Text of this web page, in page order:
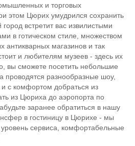
и торговых
этом Цюрих умудрился сохранить
встретит вас извилистыми
в готическом стиле, множеством
антикварных магазинов и так
и любителям музеев - здесь их
вы сможете посетить небольшие
проводятся разнообразные шоу,
и с комфортом добраться из
из Цюриха до аэропорта по
заранее обратиться в нашу
в гостиницу в Цюрихе - мы
сервиса, комфортабельные